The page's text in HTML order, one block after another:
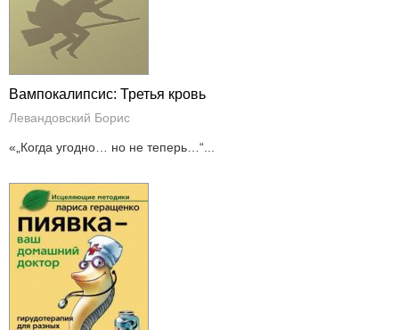
Вампокалипсис: Третья кровь
Левандовский Борис
«„Когда угодно… но не теперь…“...